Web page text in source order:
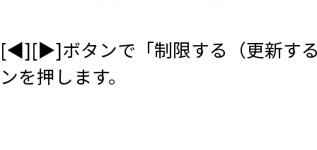
[◀][▶]ボタンで「制限する（更新す
ンを押します。